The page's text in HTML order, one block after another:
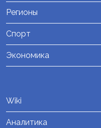
Регионы
Спорт
Экономика
Wiki
Аналитика